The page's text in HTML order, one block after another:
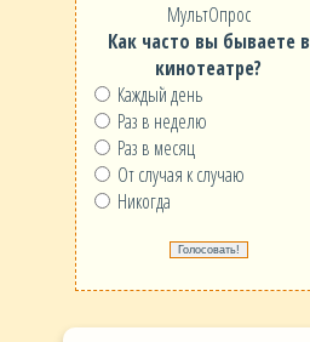
МультОпрос
Как часто вы бываете в
кинотеатре?
Каждый день
Раз в неделю
Раз в месяц
От случая к случаю
Никогда